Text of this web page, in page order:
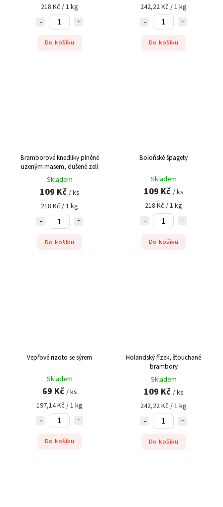
218 Kč / 1 kg
Do košíku
242,22 Kč / 1 kg
Do košíku
Bramborové knedlíky plněné
uzeným masem, dušené zelí
Skladem
109 Kč / ks
218 Kč / 1 kg
Do košíku
Boloňské špagety
Skladem
109 Kč / ks
218 Kč / 1 kg
Do košíku
Vepřové rizoto se sýrem
Skladem
69 Kč / ks
197,14 Kč / 1 kg
Do košíku
Holandský řízek, šťouchané
brambory
Skladem
109 Kč / ks
242,22 Kč / 1 kg
Do košíku